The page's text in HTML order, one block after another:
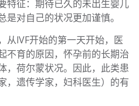
特征：期待已久的未出生婴儿
对自己的状况更加谨慎。
从IVF开始的第一天开始，医
不育的原因，怀孕前的长期治
，荷尔蒙状况。因此，此类患
，遗传学家，妇科医生）的有